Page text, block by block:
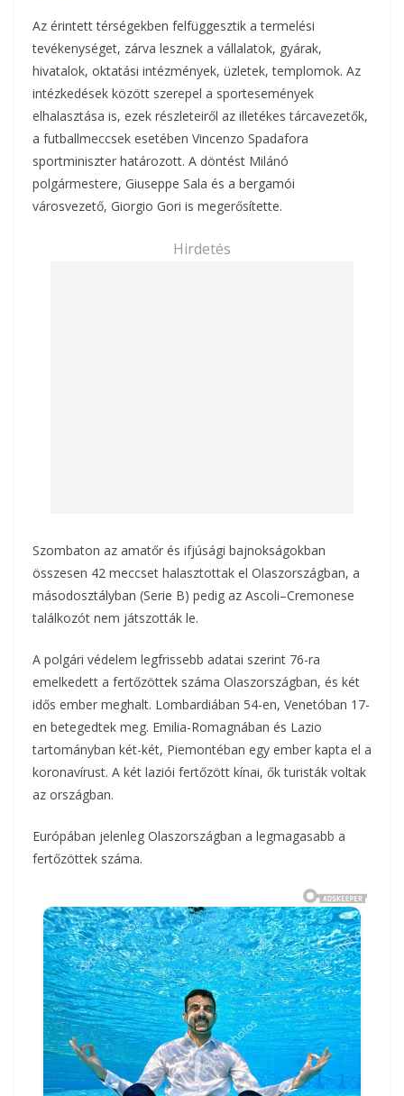
Az érintett térségekben felfüggesztik a termelési
tevékenységet, zárva lesznek a vállalatok, gyárak,
hivatalok, oktatási intézmények, üzletek, templomok. Az
intézkedések között szerepel a sportesemények
elhalasztása is, ezek részleteiről az illetékes tárcavezetők,
a futballmeccsek esetében Vincenzo Spadafora
sportminiszter határozott. A döntést Milánó
polgármestere, Giuseppe Sala és a bergamói
városvezető, Giorgio Gori is megerősítette.
Hirdetés
Szombaton az amatőr és ifjúsági bajnokságokban
összesen 42 meccset halasztottak el Olaszországban, a
másodosztályban (Serie B) pedig az Ascoli–Cremonese
találkozót nem játszották le.
A polgári védelem legfrissebb adatai szerint 76-ra
emelkedett a fertőzöttek száma Olaszországban, és két
idős ember meghalt. Lombardiában 54-en, Venetóban 17-
en betegedtek meg. Emilia-Romagnában és Lazio
tartományban két-két, Piemontéban egy ember kapta el a
koronavírust. A két laziói fertőzött kínai, ők turisták voltak
az országban.
Európában jelenleg Olaszországban a legmagasabb a
fertőzöttek száma.